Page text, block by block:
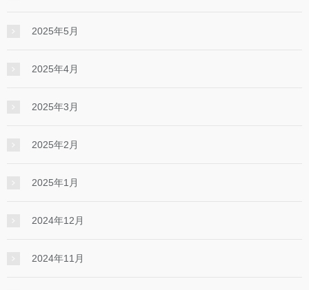
2025年5月
2025年4月
2025年3月
2025年2月
2025年1月
2024年12月
2024年11月